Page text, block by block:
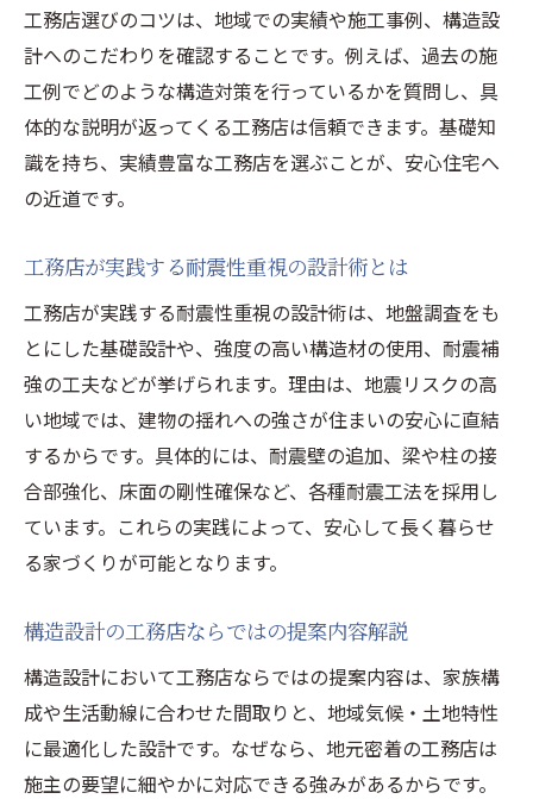
工務店選びのコツは、地域での実績や施工事例、構造設
計へのこだわりを確認することです。例えば、過去の施
工例でどのような構造対策を行っているかを質問し、具
体的な説明が返ってくる工務店は信頼できます。基礎知
識を持ち、実績豊富な工務店を選ぶことが、安心住宅へ
の近道です。
工務店が実践する耐震性重視の設計術とは
工務店が実践する耐震性重視の設計術は、地盤調査をも
とにした基礎設計や、強度の高い構造材の使用、耐震補
強の工夫などが挙げられます。理由は、地震リスクの高
い地域では、建物の揺れへの強さが住まいの安心に直結
するからです。具体的には、耐震壁の追加、梁や柱の接
合部強化、床面の剛性確保など、各種耐震工法を採用し
ています。これらの実践によって、安心して長く暮らせ
る家づくりが可能となります。
構造設計の工務店ならではの提案内容解説
構造設計において工務店ならではの提案内容は、家族構
成や生活動線に合わせた間取りと、地域気候・土地特性
に最適化した設計です。なぜなら、地元密着の工務店は
施主の要望に細やかに対応できる強みがあるからです。